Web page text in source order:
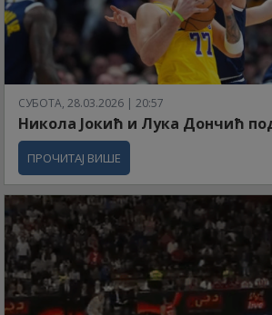
СУБОТА, 28.03.2026 | 20:57
Никола Јокић и Лука Дончић
ПРОЧИТАЈ ВИШЕ